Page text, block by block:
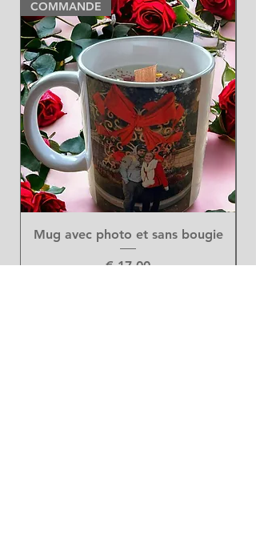
COMMANDE
Mug avec photo et sans bougie
Prijs
€ 17,00